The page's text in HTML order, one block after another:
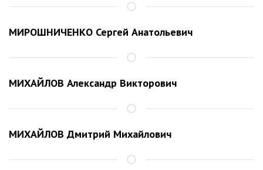
МИРОШНИЧЕНКО Сергей Анатольевич
МИХАЙЛОВ Александр Викторович
МИХАЙЛОВ Дмитрий Михайлович